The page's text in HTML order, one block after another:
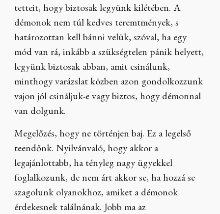
tetteit, hogy biztosak legyünk kilétében. A
démonok nem túl kedves teremtmények, s
határozottan kell bánni velük, szóval, ha egy
mód van rá, inkább a szükségtelen pánik helyett,
legyünk biztosak abban, amit csinálunk,
minthogy varázslat közben azon gondolkozzunk
vajon jól csináljuk-e vagy biztos, hogy démonnal
van dolgunk.
Megelőzés, hogy ne történjen baj. Ez a legelső
teendőnk. Nyilvánvaló, hogy akkor a
legajánlottabb, ha tényleg nagy ügyekkel
foglalkozunk, de nem árt akkor se, ha hozzá se
szagolunk olyanokhoz, amiket a démonok
érdekesnek találnának. Jobb ma az